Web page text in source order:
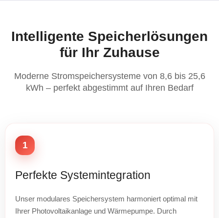
Intelligente Speicherlösungen
für Ihr Zuhause
Moderne Stromspeichersysteme von 8,6 bis 25,6
kWh – perfekt abgestimmt auf Ihren Bedarf
1
Perfekte Systemintegration
Unser modulares Speichersystem harmoniert optimal mit
Ihrer Photovoltaikanlage und Wärmepumpe. Durch